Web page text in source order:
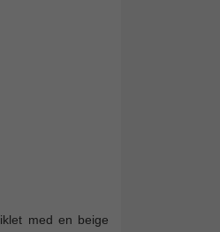
med en beige